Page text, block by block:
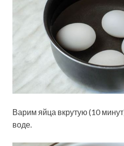
Варим яйца вкрутую (10
воде.